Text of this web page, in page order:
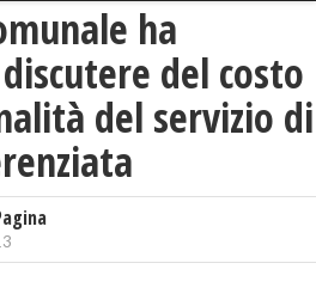
ha
del costo
del servizio di